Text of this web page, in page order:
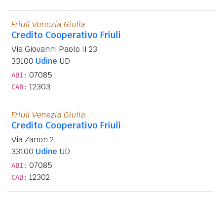
Friuli Venezia Giulia
Credito Cooperativo Friuli
Via Giovanni Paolo II 23
33100 Udine UD
ABI: 07085
CAB: 12303
Friuli Venezia Giulia
Credito Cooperativo Friuli
Via Zanon 2
33100 Udine UD
ABI: 07085
CAB: 12302